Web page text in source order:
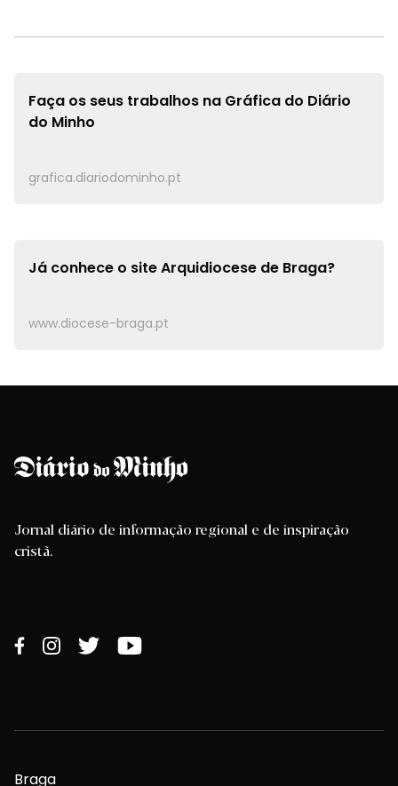
Faça os seus trabalhos na Gráfica do Diário
do Minho
grafica.diariodominho.pt
Já conhece o siteArquidiocese de Braga?
www.diocese-braga.pt
Jornal diário de informação regional e de inspiração
cristã.
Braga